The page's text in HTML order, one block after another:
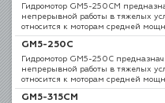
Гидромотор GM5-250CM
непрерывной работы в тяжелых
относится к моторам средней
GM5-250C
Гидромотор GM5-250C
непрерывной работы в тяжелых
относится к моторам средней
GM5-315CM